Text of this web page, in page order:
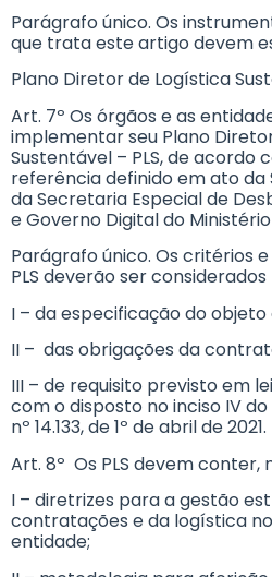
Parágrafo único. Os
que trata este artigo devem
Plano Diretor de Logística
Art. 7º Os órgãos e as
implementar seu Plano
Sustentável – PLS, de acordo
referência definido em ato
da Secretaria Especial de
e Governo Digital do
Parágrafo único. Os critérios
PLS deverão ser
I – da especificação do
II – das obrigações da
III – de requisito previsto em
com o disposto no inciso IV
nº 14.133, de 1º de abril de 2021.
Art. 8º Os PLS devem conter,
I – diretrizes para a gestão
contratações e da logística
entidade;